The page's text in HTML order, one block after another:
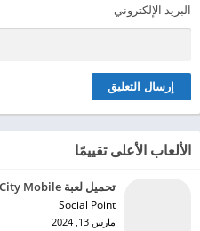
البريد الإلكتروني
الألعاب الأعلى تقييمًا
تحميل لعبة Dragon City Mobile مهكرة للاندرويد 2024
Social Point‏
مارس 13, 2024